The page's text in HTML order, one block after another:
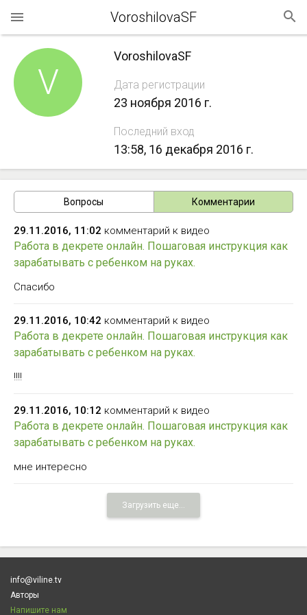
VoroshilovaSF
V
VoroshilovaSF
Дата регистрации
23 ноября 2016 г.
Последний вход
13:58, 16 декабря 2016 г.
Вопросы Комментарии
29.11.2016, 11:02 комментарий к видео
Работа в декрете онлайн. Пошаговая инструкция как
зарабатывать с ребенком на руках.
Спасибо
29.11.2016, 10:42 комментарий к видео
Работа в декрете онлайн. Пошаговая инструкция как
зарабатывать с ребенком на руках.
!!!!
29.11.2016, 10:12 комментарий к видео
Работа в декрете онлайн. Пошаговая инструкция как
зарабатывать с ребенком на руках.
мне интересно
Загрузить еще...
info@viline.tv
Авторы
Напишите нам